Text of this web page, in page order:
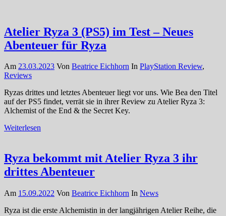
Atelier Ryza 3 (PS5) im Test – Neues
Abenteuer für Ryza
Am 23.03.2023 Von Beatrice Eichhorn In PlayStation Review,
Reviews
Ryzas drittes und letztes Abenteuer liegt vor uns. Wie Bea den Titel
auf der PS5 findet, verrät sie in ihrer Review zu Atelier Ryza 3:
Alchemist of the End & the Secret Key.
Weiterlesen
Ryza bekommt mit Atelier Ryza 3 ihr
drittes Abenteuer
Am 15.09.2022 Von Beatrice Eichhorn In News
Ryza ist die erste Alchemistin in der langjährigen Atelier Reihe, die